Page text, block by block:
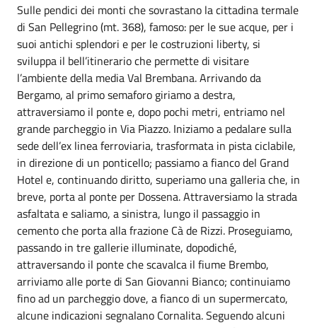
Sulle pendici dei monti che sovrastano la cittadina termale
di San Pellegrino (mt. 368), famoso: per le sue acque, per i
suoi antichi splendori e per le costruzioni liberty, si
sviluppa il bell’itinerario che permette di visitare
l’ambiente della media Val Brembana. Arrivando da
Bergamo, al primo semaforo giriamo a destra,
attraversiamo il ponte e, dopo pochi metri, entriamo nel
grande parcheggio in Via Piazzo. Iniziamo a pedalare sulla
sede dell’ex linea ferroviaria, trasformata in pista ciclabile,
in direzione di un ponticello; passiamo a fianco del Grand
Hotel e, continuando diritto, superiamo una galleria che, in
breve, porta al ponte per Dossena. Attraversiamo la strada
asfaltata e saliamo, a sinistra, lungo il passaggio in
cemento che porta alla frazione Cà de Rizzi. Proseguiamo,
passando in tre gallerie illuminate, dopodiché,
attraversando il ponte che scavalca il fiume Brembo,
arriviamo alle porte di San Giovanni Bianco; continuiamo
fino ad un parcheggio dove, a fianco di un supermercato,
alcune indicazioni segnalano Cornalita. Seguendo alcuni